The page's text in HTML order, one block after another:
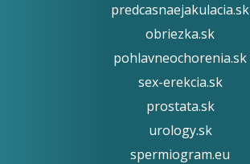
predcasnaejakulacia.sk
obriezka.sk
pohlavneochorenia.sk
sex-erekcia.sk
prostata.sk
urology.sk
spermiogram.eu